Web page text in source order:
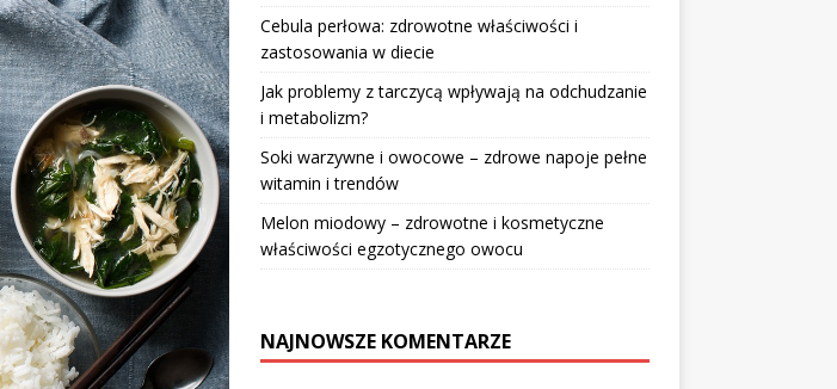
Cebula perłowa: zdrowotne właściwości i
zastosowania w diecie
Jak problemy z tarczycą wpływają na odchudzanie
i metabolizm?
Soki warzywne i owocowe – zdrowe napoje pełne
witamin i trendów
Melon miodowy – zdrowotne i kosmetyczne
właściwości egzotycznego owocu
NAJNOWSZE KOMENTARZE